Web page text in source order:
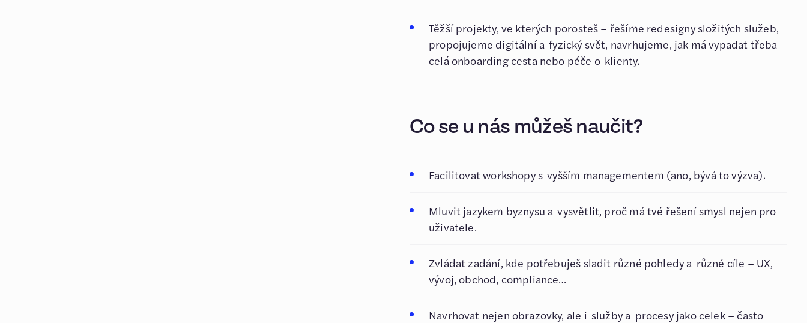
Těžší projekty, ve kterých porosteš – řešíme redesigny složitých služeb,
propojujeme digitální a fyzický svět, navrhujeme, jak má vypadat třeba
celá onboarding cesta nebo péče o klienty.
Co se u nás můžeš naučit?
Facilitovat workshopy s vyšším managementem (ano, bývá to výzva).
Mluvit jazykem byznysu a vysvětlit, proč má tvé řešení smysl nejen pro
uživatele.
Zvládat zadání, kde potřebuješ sladit různé pohledy a různé cíle – UX,
vývoj, obchod, compliance…
Navrhovat nejen obrazovky, ale i služby a procesy jako celek – často